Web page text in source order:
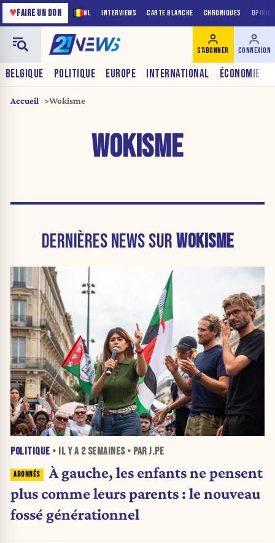
NL INTERVIEWS CARTE BLANCHE CHRONIQUES
♥FAIRE UN DON
BELGIQUE POLITIQUE EUROPE INTERNATIONAL ÉCONOMIE
S'ABONNER CONNEXION
Accueil Wokisme
WOKISME
DERNIÈRES NEWS SURWOKISME
POLITIQUE • IL Y A 2 SEMAINES• PAR J.PE
À gauche, les enfants ne pensent
plus comme leurs parents : le nouveau
fossé générationnel